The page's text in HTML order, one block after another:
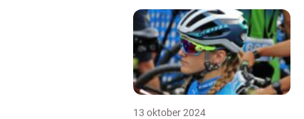
13 oktober 2024